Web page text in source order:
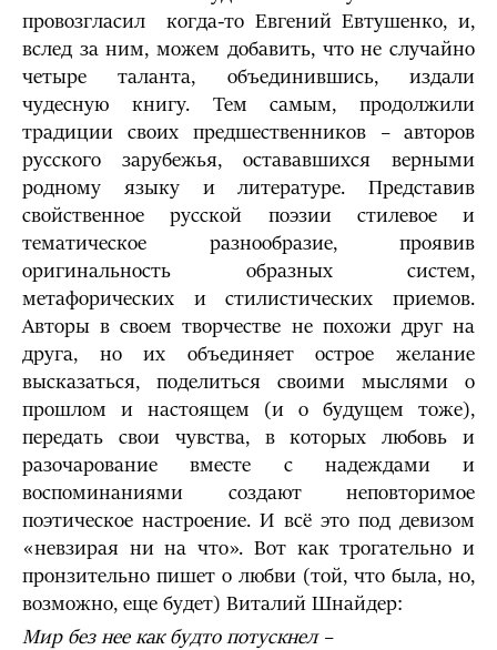
провозгласил когда-то Евгений Евтушенко, и,
вслед за ним, можем добавить, что не случайно
четыре таланта, объединившись, издали
чудесную книгу. Тем самым, продолжили
традиции своих предшественников – авторов
русского зарубежья, остававшихся верными
родному языку и литературе. Представив
свойственное русской поэзии стилевое и
тематическое разнообразие, проявив
оригинальность образных систем,
метафорических и стилистических приемов.
Авторы в своем творчестве не похожи друг на
друга, но их объединяет острое желание
высказаться, поделиться своими мыслями о
прошлом и настоящем (и о будущем тоже),
передать свои чувства, в которых любовь и
разочарование вместе с надеждами и
воспоминаниями создают неповторимое
поэтическое настроение. И всё это под девизом
«невзирая ни на что». Вот как трогательно и
пронзительно пишет о любви (той, что была, но,
возможно, еще будет) Виталий Шнайдер:
Мир без нее как будто потускнел –